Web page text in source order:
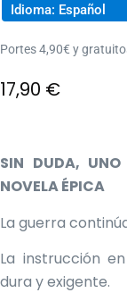
Idioma: Español
Portes 4,90€ y
17,90 €
SIN DUDA, UNO
NOVELA ÉPICA
La guerra
La instrucción
dura y exigente.